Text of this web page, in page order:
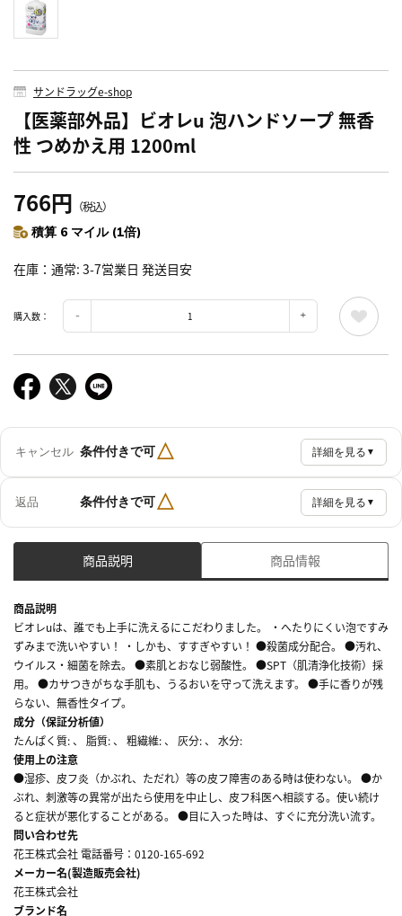
サンドラッグe-shop
【医薬部外品】ビオレu 泡ハンドソープ 無香
性 つめかえ用 1200ml
766円 （税込）
積算 6 マイル (1倍)
在庫 通常: 3-7営業日 発送目安
購入数：
キャンセル 条件付きで可△ 詳細を見る ▼
返品 条件付きで可△ 詳細を見る ▼
商品説明 商品情報
商品説明
ビオレuは、誰でも上手に洗えるにこだわりました。 ・へたりにくい泡ですみ
ずみまで洗いやすい！ ・しかも、すすぎやすい！ ●殺菌成分配合。 ●汚れ、
ウイルス・細菌を除去。 ●素肌とおなじ弱酸性。 ●SPT（肌清浄化技術）採
用。 ●カサつきがちな手肌も、うるおいを守って洗えます。 ●手に香りが残
らない、無香性タイプ。
成分（保証分析値）
たんぱく質: 、 脂質: 、 粗繊維: 、 灰分: 、 水分:
使用上の注意
●湿疹、皮フ炎（かぶれ、ただれ）等の皮フ障害のある時は使わない。 ●か
ぶれ、刺激等の異常が出たら使用を中止し、皮フ科医へ相談する。使い続け
ると症状が悪化することがある。 ●目に入った時は、すぐに充分洗い流す。
問い合わせ先
花王株式会社 電話番号：0120-165-692
メーカー名(製造販売会社)
花王株式会社
ブランド名